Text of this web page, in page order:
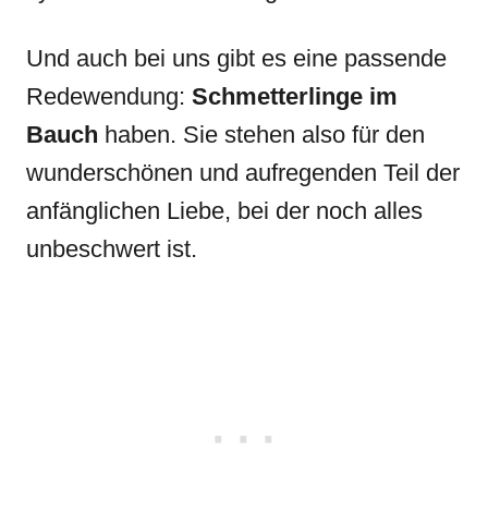
Und auch bei uns gibt es eine passende
Redewendung: Schmetterlinge im
Bauch haben. Sie stehen also für den
wunderschönen und aufregenden Teil der
anfänglichen Liebe, bei der noch alles
unbeschwert ist.